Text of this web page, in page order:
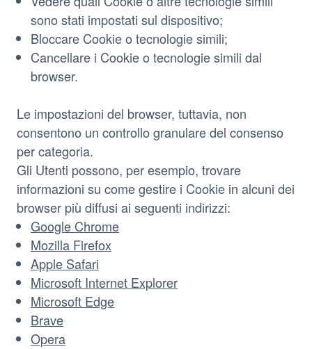
sono stati impostati sul dispositivo;
Bloccare Cookie o tecnologie simili;
Cancellare i Cookie o tecnologie simili dal
browser.
Le impostazioni del browser, tuttavia, non
consentono un controllo granulare del consenso
per categoria.
Gli Utenti possono, per esempio, trovare
informazioni su come gestire i Cookie in alcuni dei
browser più diffusi ai seguenti indirizzi:
Google Chrome
Mozilla Firefox
Apple Safari
Microsoft Internet Explorer
Microsoft Edge
Brave
Opera